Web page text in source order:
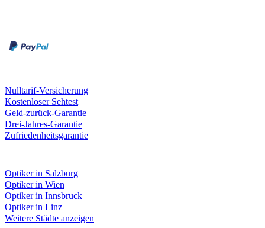
Nulltarif-Versicherung
Kostenloser Sehtest
Geld-zurück-Garantie
Drei-Jahres-Garantie
Zufriedenheitsgarantie
Optiker in Salzburg
Optiker in Wien
Optiker in Innsbruck
Optiker in Linz
Weitere Städte anzeigen